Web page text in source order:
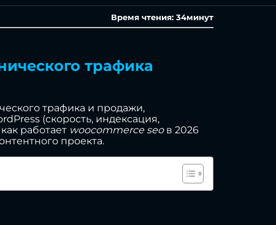
Время чтения: 34минут
трафика
трафика и продажи,
(скорость, индексация,
работает woocommerce seoв 2026
проекта.